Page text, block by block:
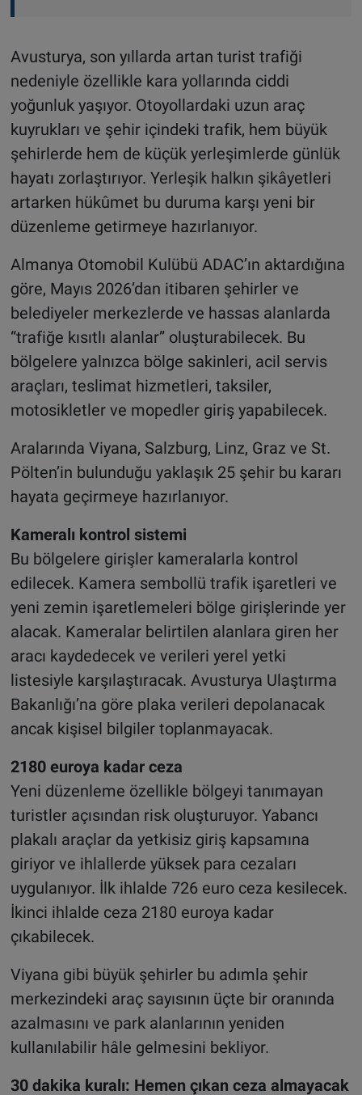
Avusturya, son yıllarda artan turist trafiği
nedeniyle özellikle kara yollarında ciddi
yoğunluk yaşıyor. Otoyollardaki uzun araç
kuyrukları ve şehir içindeki trafik, hem büyük
şehirlerde hem de küçük yerleşimlerde günlük
hayatı zorlaştırıyor. Yerleşik halkın şikâyetleri
artarken hükûmet bu duruma karşı yeni bir
düzenleme getirmeye hazırlanıyor.
Almanya Otomobil Kulübü ADAC’ın aktardığına
göre, Mayıs 2026’dan itibaren şehirler ve
belediyeler merkezlerde ve hassas alanlarda
“trafiğe kısıtlı alanlar” oluşturabilecek. Bu
bölgelere yalnızca bölge sakinleri, acil servis
araçları, teslimat hizmetleri, taksiler,
motosikletler ve mopedler giriş yapabilecek.
Aralarında Viyana, Salzburg, Linz, Graz ve St.
Pölten’in bulunduğu yaklaşık 25 şehir bu kararı
hayata geçirmeye hazırlanıyor.
Kameralı kontrol sistemi
Bu bölgelere girişler kameralarla kontrol
edilecek. Kamera sembollü trafik işaretleri ve
yeni zemin işaretlemeleri bölge girişlerinde yer
alacak. Kameralar belirtilen alanlara giren her
aracı kaydedecek ve verileri yerel yetki
listesiyle karşılaştıracak. Avusturya Ulaştırma
Bakanlığı’na göre plaka verileri depolanacak
ancak kişisel bilgiler toplanmayacak.
2180 euroya kadar ceza
Yeni düzenleme özellikle bölgeyi tanımayan
turistler açısından risk oluşturuyor. Yabancı
plakalı araçlar da yetkisiz giriş kapsamına
giriyor ve ihlallerde yüksek para cezaları
uygulanıyor. İlk ihlalde 726 euro ceza kesilecek.
İkinci ihlalde ceza 2180 euroya kadar
çıkabilecek.
Viyana gibi büyük şehirler bu adımla şehir
merkezindeki araç sayısının üçte bir oranında
azalmasını ve park alanlarının yeniden
kullanılabilir hâle gelmesini bekliyor.
30 dakika kuralı: Hemen çıkan ceza almayacak